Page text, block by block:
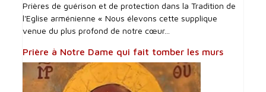
Prières de guérison et de protection dans la Tradition de
l'Eglise arménienne « Nous élevons cette supplique
venue du plus profond de notre cœur...
Prière à Notre Dame qui fait tomber les murs